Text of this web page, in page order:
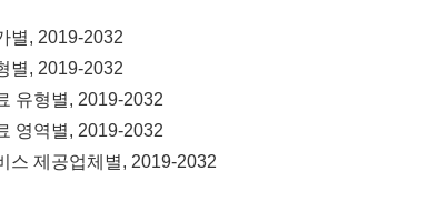
별, 2019-2032
별, 2019-2032
유형별, 2019-2032
영역별, 2019-2032
스 제공업체별, 2019-2032